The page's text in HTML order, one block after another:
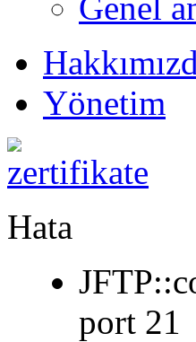
Yönetim
Hata
port 21